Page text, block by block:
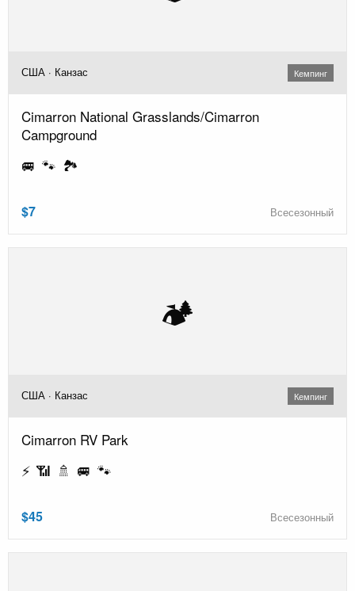
США · Канзас Кемпинг
Cimarron National Grasslands/Cimarron
Campground
🚐 🐾 🏞️
$7 Всесезонный
🏕️
США · Канзас Кемпинг
Cimarron RV Park
⚡ 📶 🚿 🚐 🐾
$45 Всесезонный